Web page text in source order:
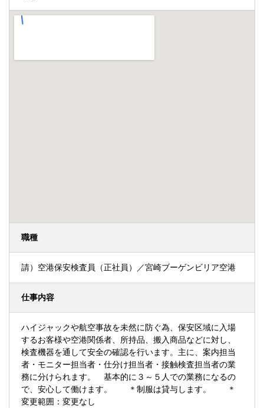
職種
請）空港保安検査員（正社員）／宮崎ブーゲンビリア空港
仕事内容
ハイジャックや航空事故を未然に防ぐ為、保安区域に入場
するお客様や空港関係者、所持品、搬入商品などに対し、
検査機器を通して安全の確認を行います。主に、案内担当
者・モニター担当者・仕分け担当者・接触検査担当者の業
務に分けられます。 基本的に３～５人での業務になるの
で、安心して働けます。 ＊制服は貸与します。 ＊
変更範囲：変更なし